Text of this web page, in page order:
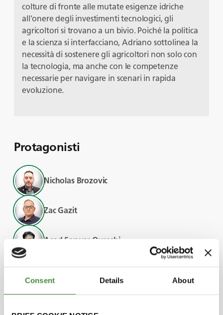
Consent Details About
colture di fronte alle mutate esigenze idriche
all'onere degli investimenti tecnologici, gli
agricoltori si trovano a un bivio. Poiché la politica
e la scienza si interfacciano, Adriano sottolinea la
necessità di sostenere gli agricoltori non solo con
la tecnologia, ma anche con le competenze
necessarie per navigare in scenari in rapida
evoluzione.
Protagonisti
Nicholas Brozovic
Zac Gazit
Asad Sarwar Qureshi
Adriano Battilani